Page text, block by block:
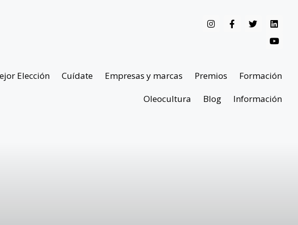
Elección Cuídate Empresas y marcas Premios
Formación
Oleocultura
Blog Información